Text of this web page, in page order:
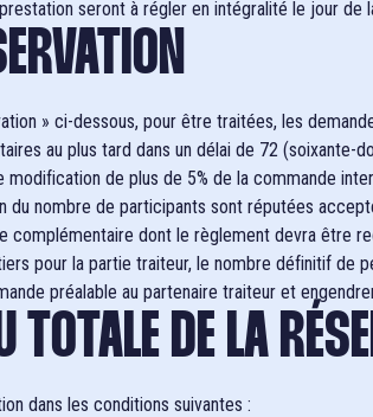
seront à régler en intégralité le jour de
» ci-dessous, pour être traitées, les
au plus tard dans un délai de 72 (soixante-
de plus de 5% de la commande
du nombre de participants sont réputées
dont le règlement devra être
pour la partie traiteur, le nombre définitif de
préalable au partenaire traiteur et
DE LA
dans les conditions suivantes :